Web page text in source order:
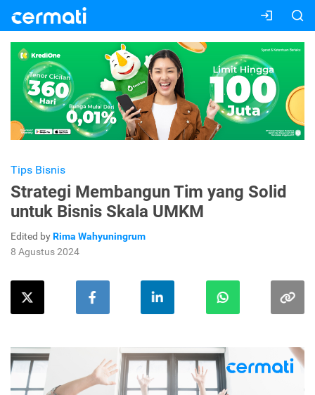
Tips Bisnis
Strategi Membangun Tim yang Solid
untuk Bisnis Skala UMKM
Edited byRima Wahyuningrum
8 Agustus 2024